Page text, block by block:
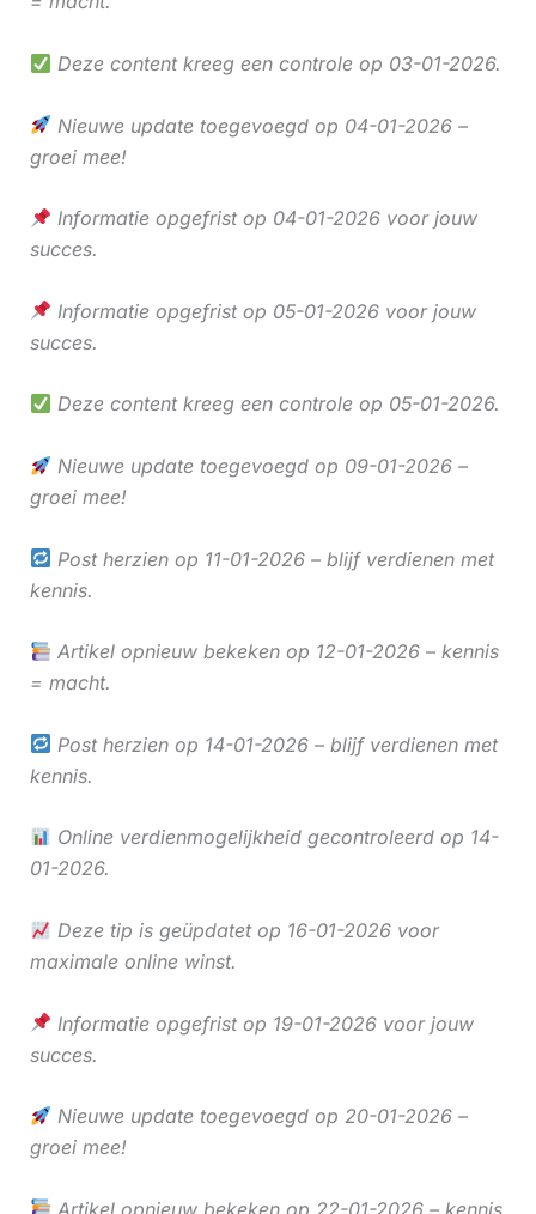
Deze content kreeg een controle op 03-01-2026.
Nieuwe update toegevoegd op 04-01-2026 –
groei mee!
Informatie opgefrist op 04-01-2026 voor jouw
succes.
Informatie opgefrist op 05-01-2026 voor jouw
succes.
Deze content kreeg een controle op 05-01-2026.
Nieuwe update toegevoegd op 09-01-2026 –
groei mee!
Post herzien op 11-01-2026 – blijf verdienen met
kennis.
Artikel opnieuw bekeken op 12-01-2026 – kennis
= macht.
Post herzien op 14-01-2026 – blijf verdienen met
kennis.
Online verdienmogelijkheid gecontroleerd op 14-
01-2026.
Deze tip is geüpdatet op 16-01-2026 voor
maximale online winst.
Informatie opgefrist op 19-01-2026 voor jouw
succes.
Nieuwe update toegevoegd op 20-01-2026 –
groei mee!
Artikel opnieuw bekeken op 22-01-2026 – kennis